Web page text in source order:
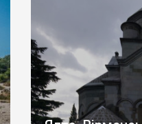
називаються
виробляє відмінне
легке біле і дуже […]